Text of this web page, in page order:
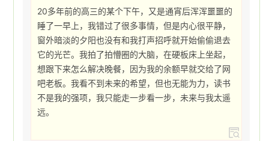
20多年前的高三的某个下午，又是通宵后浑浑噩噩的
睡了一早上，我错过了很多事情，但是内心很平静，
窗外暗淡的夕阳也没有和我打声招呼就开始偷偷退去
它的光芒。我拍了拍懵圈的大脑，在硬板床上坐起，
想跟下来怎么解决晚餐，因为我的余额早就交给了网
吧老板。我看不到未来的希望，但也无能为力，读书
不是我的强项，我只能走一步看一步，未来与我太遥
远。